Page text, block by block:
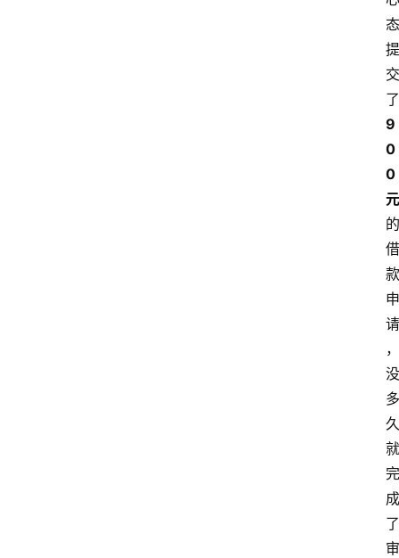
态
提
交
了
9
0
0
元
的
借
款
申
请
，
没
多
久
就
完
成
了
审